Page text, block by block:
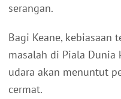
serangan.
Bagi Keane, kebiasaan
masalah di Piala
udara akan menuntut
cermat.